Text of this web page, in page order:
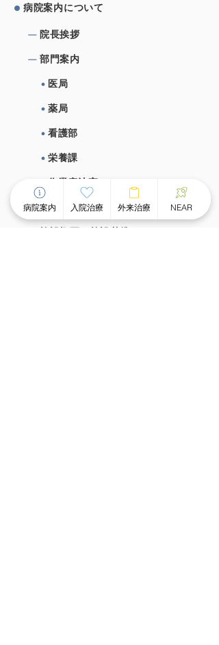
病院案内について
院⻑挨拶
部⾨案内
医局
薬局
看護部
栄養課
作業療法室
心理室
病院案内 入院治療 外来治療 NEAR